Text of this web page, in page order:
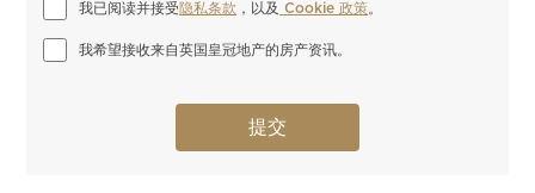
我已阅读并接受隐私条款 ，以及 Cookie 政策。
我希望接收来自英国皇冠地产的房产资讯。